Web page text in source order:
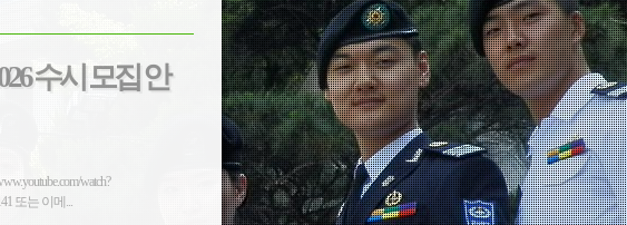
수시 모집 안
watch?
940-7141 또는 이메...